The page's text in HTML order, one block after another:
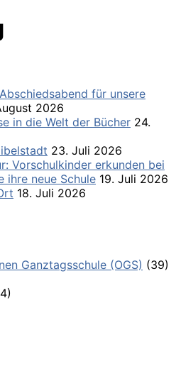
für unsere
2026
in die Welt der Bücher 24.
23. Juli 2026
Vorschulkinder erkunden bei
ihre neue Schule 19. Juli 2026
18. Juli 2026
Ganztagsschule (OGS) (39)